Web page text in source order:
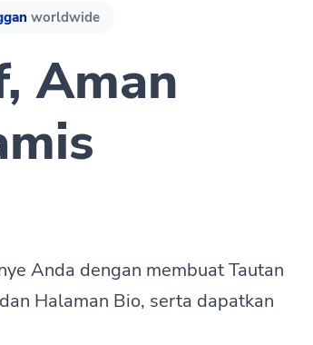
worldwide
Aman
Anda dengan membuat Tautan
Halaman Bio, serta dapatkan